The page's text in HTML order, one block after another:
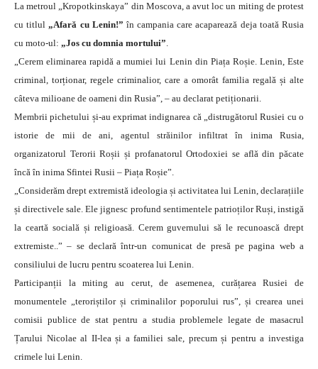
La metroul „Kropotkinskaya” din Moscova, a avut loc un miting de protest
cu titlul„Afară cu Lenin!” în campania care acaparează deja toată Rusia
cu moto-ul: „Jos cu domnia mortului”.
„Cerem eliminarea rapidă a mumiei lui Lenin din Piața Roșie. Lenin, Este
criminal, torționar, regele criminalior, care a omorât familia regală și alte
câteva milioane de oameni din Rusia”, – au declarat petiționarii.
Membrii pichetului și-au exprimat indignarea că „distrugătorul Rusiei cu o
istorie de mii de ani, agentul străinilor infiltrat în inima Rusia,
organizatorul Terorii Roșii și profanatorul Ortodoxiei se află din păcate
încă în inima Sfintei Rusii – Piața Roșie”.
„Considerăm drept extremistă ideologia și activitatea lui Lenin, declarațiile
și directivele sale. Ele jignesc profund sentimentele patrioților Ruși, instigă
la ceartă socială și religioasă. Cerem guvernului să le recunoască drept
extremiste..” – se declară într-un comunicat de presă pe pagina web a
consiliului de lucru pentru scoaterea lui Lenin.
Participanții la miting au cerut, de asemenea, curățarea Rusiei de
monumentele „teroriștilor și criminalilor poporului rus”, și crearea unei
comisii publice de stat pentru a studia problemele legate de masacrul
Țarului Nicolae al II-lea și a familiei sale, precum și pentru a investiga
crimele lui Lenin.